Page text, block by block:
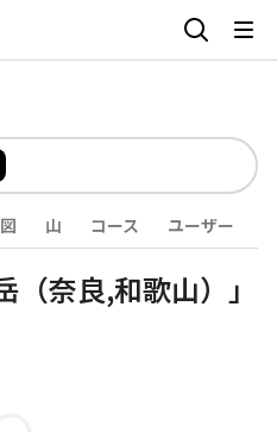
山 コース ユーザー
奈良,和歌山）」